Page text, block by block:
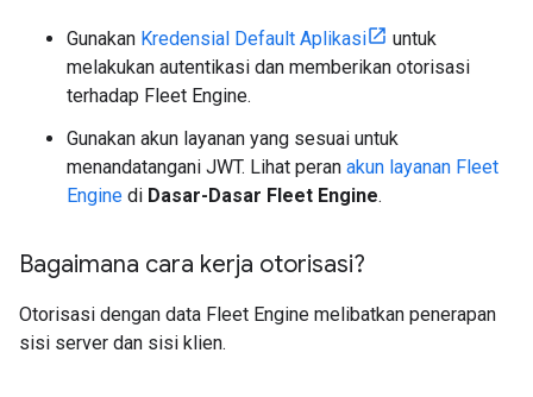
Gunakan Kredensial Default Aplikasi
untuk
melakukan autentikasi dan memberikan otorisasi
terhadap Fleet Engine.
Gunakan akun layanan yang sesuai untuk
menandatangani JWT. Lihat peran akun layanan Fleet
Engine di Dasar-Dasar Fleet Engine.
Bagaimana cara kerja otorisasi?
Otorisasi dengan data Fleet Engine melibatkan penerapan
sisi server dan sisi klien.